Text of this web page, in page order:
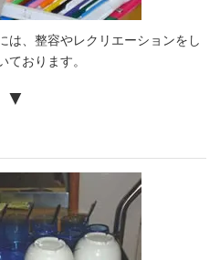
は、整容やレクリエーションをし
ております。
▼